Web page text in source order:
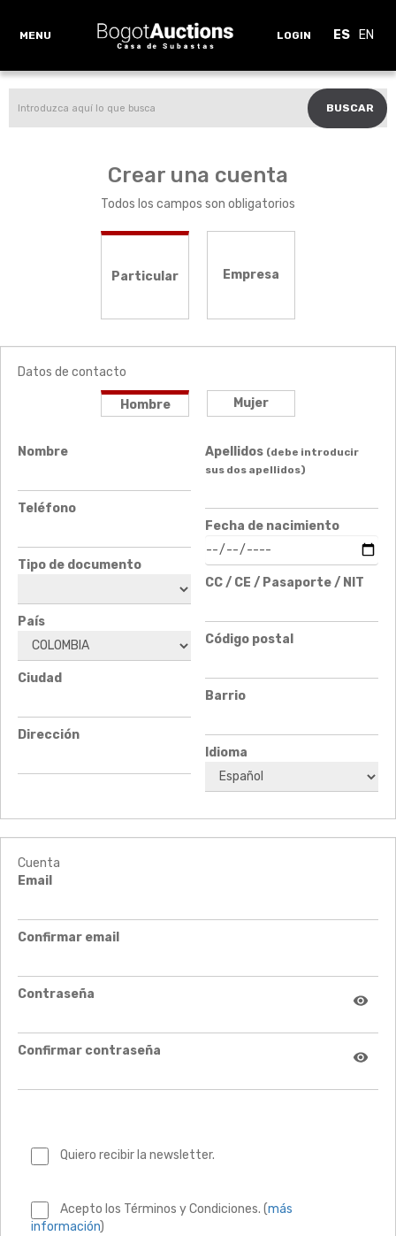
MENU LOGIN ES EN
BUSCAR
Crear una cuenta
Todos los campos son obligatorios
Particular Empresa
Datos de contacto
Hombre Mujer
Nombre Apellidos (debe introducir
sus dos apellidos)
Teléfono
Fecha de nacimiento
Tipo de documento
CC / CE / Pasaporte / NIT
País
Código postal
Ciudad
Barrio
Dirección
Idioma
Cuenta
Email
Confirmar email
Contraseña
Confirmar contraseña
Quiero recibir la newsletter.
Acepto los Términos y Condiciones. (más
información)